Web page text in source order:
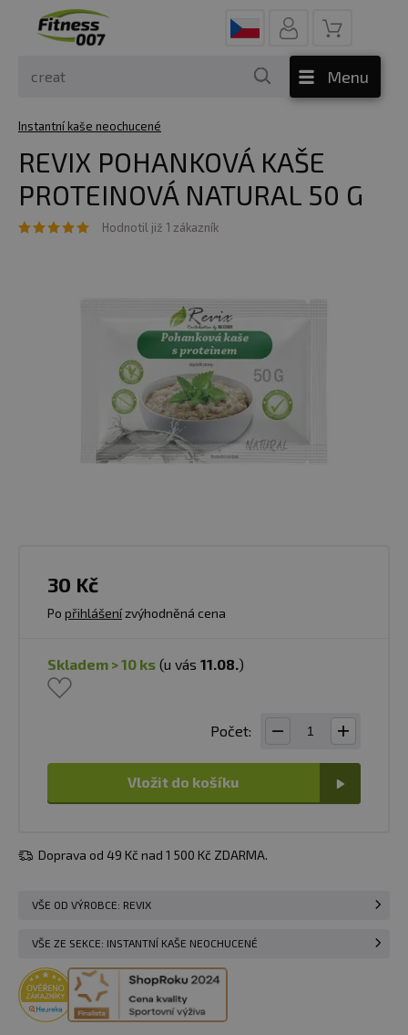
Menu
Instantní kaše neochucené
REVIX POHANKOVÁ KAŠE
PROTEINOVÁ NATURAL 50 G
Hodnotil již 1 zákazník
30 Kč
Po přihlášenízvýhodněná cena
skladem > 10 ks (u vás 11.08.)
Počet:
Vložit do košíku
Doprava od 49 Kč nad 1 500 Kč ZDARMA.
VŠE OD VÝROBCE: REVIX
VŠE ZE SEKCE: INSTANTNÍ KAŠE NEOCHUCENÉ